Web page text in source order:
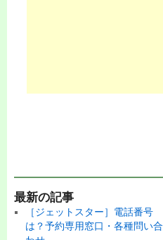
最新の記事
［ジェットスター］電話番号
は？予約専用窓口・各種問い合